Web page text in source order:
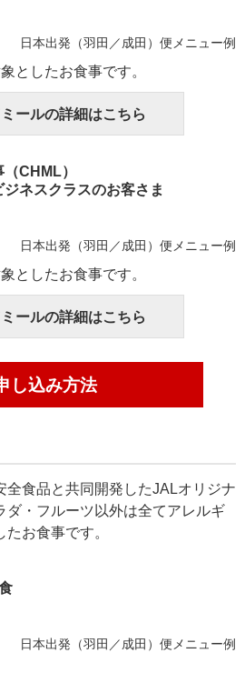
日本出発（羽田／成田）便メニュー例
としたお食事です。
ールの詳細はこちら
CHML）
ネスクラスのお客さま
日本出発（羽田／成田）便メニュー例
としたお食事です。
ールの詳細はこちら
し込み方法
全食品と共同開発したJALオリジナ
ダ・フルーツ以外は全てアレルギ
お食事です。
日本出発（羽田／成田）便メニュー例